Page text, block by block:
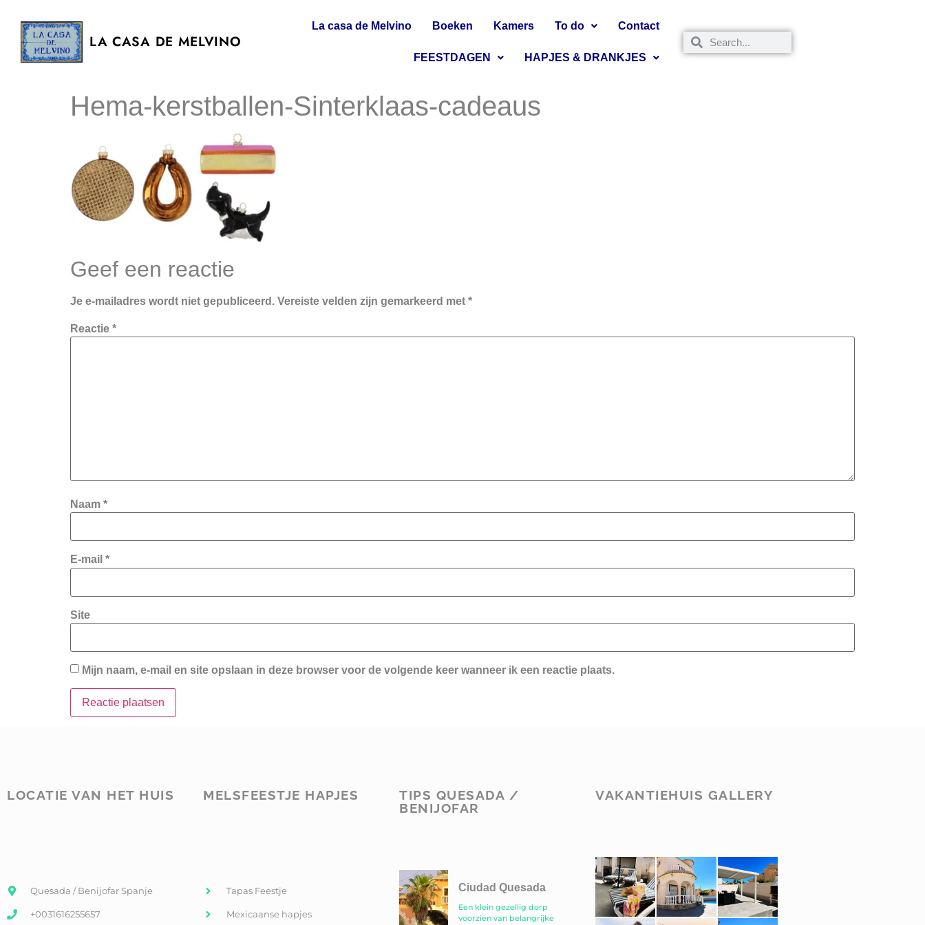
LA CASA DE MELVINO
La casa de Melvino Boeken Kamers To do Contact
FEESTDAGEN HAPJES & DRANKJES
Hema-kerstballen-Sinterklaas-cadeaus
Geef een reactie
Je e-mailadres wordt niet gepubliceerd. Vereiste velden zijn gemarkeerd met *
Reactie *
Naam *
E-mail *
Site
Mijn naam, e-mail en site opslaan in deze browser voor de volgende keer wanneer ik een reactie plaats.
LOCATIE VAN HET HUIS
Quesada / Benijofar Spanje
+0031616255657
MELSFEESTJE HAPJES
Tapas Feestje
Mexicaanse hapjes
TIPS QUESADA /
BENIJOFAR
Ciudad Quesada
Een klein gezellig dorp
voorzien van belangrijke
VAKANTIEHUIS GALLERY